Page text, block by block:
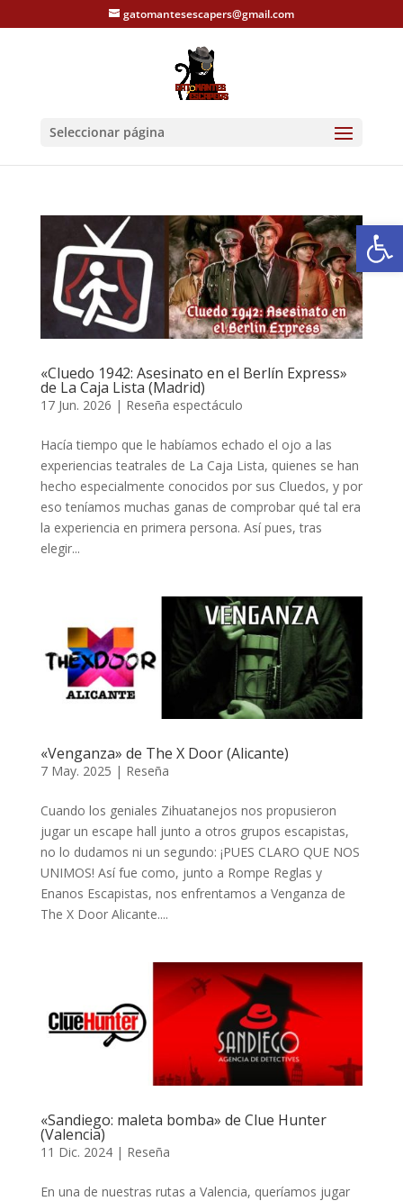
gatomantesescapers@gmail.com
Seleccionar página
«Cluedo 1942: Asesinato en el Berlín Express»
de La Caja Lista (Madrid)
17 Jun. 2026 | Reseña espectáculo
Hacía tiempo que le habíamos echado el ojo a las
experiencias teatrales de La Caja Lista, quienes se han
hecho especialmente conocidos por sus Cluedos, y por
eso teníamos muchas ganas de comprobar qué tal era
la experiencia en primera persona. Así pues, tras
elegir...
«Venganza» de The X Door (Alicante)
7 May. 2025 | Reseña
Cuando los geniales Zihuatanejos nos propusieron
jugar un escape hall junto a otros grupos escapistas,
no lo dudamos ni un segundo: ¡PUES CLARO QUE NOS
UNIMOS! Así fue como, junto a Rompe Reglas y
Enanos Escapistas, nos enfrentamos a Venganza de
The X Door Alicante....
«Sandiego: maleta bomba» de Clue Hunter
(Valencia)
11 Dic. 2024| Reseña
En una de nuestras rutas a Valencia, queríamos jugar